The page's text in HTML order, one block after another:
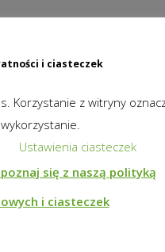
widoczny również dla
i ciasteczek
Korzystanie z witryny
Ustawienia ciasteczek
się z naszą polityką
i ciasteczek